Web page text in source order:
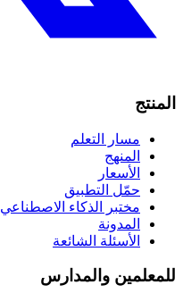
المنتج
مسار التعلم
المنهج
الأسعار
حمّل التطبيق
مختبر الذكاء الاصطناعي
المدونة
الأسئلة الشائعة
للمعلمين والمدارس